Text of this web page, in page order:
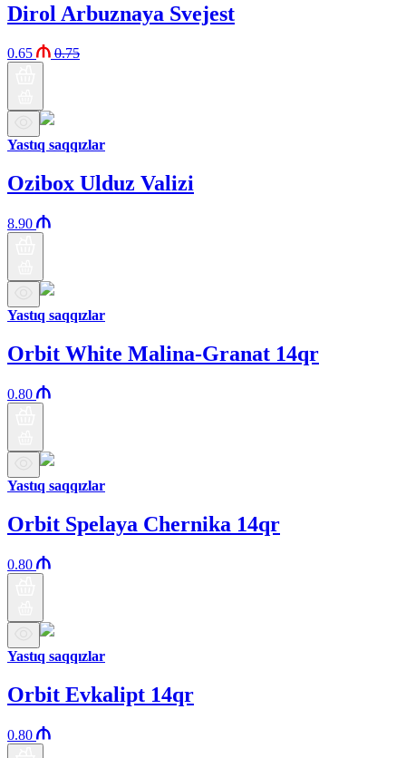
Dirol Arbuznaya Svejest
0.65 0.75
Yastıq saqqızlar
Ozibox Ulduz Valizi
8.90
Yastıq saqqızlar
Orbit White Malina-Granat 14qr
0.80
Yastıq saqqızlar
Orbit Spelaya Chernika 14qr
0.80
Yastıq saqqızlar
Orbit Evkalipt 14qr
0.80